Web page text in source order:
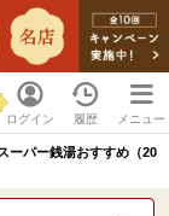
ログイン 履歴 メニュー
ーパー銭湯おすすめ（20